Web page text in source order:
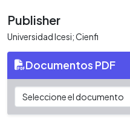
Publisher
Universidad Icesi; Cienfi
Documentos PDF